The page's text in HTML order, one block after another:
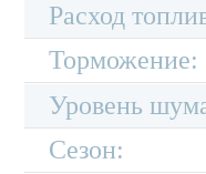
Расход
Торможение:
Уровень
Сезон: